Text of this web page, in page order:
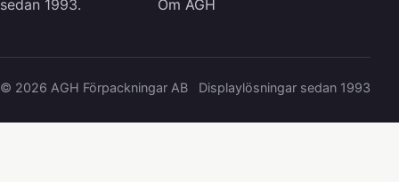
sedan 1993.
Om AGH
© 2026 AGH Förpackningar AB Displaylösningar sedan 1993